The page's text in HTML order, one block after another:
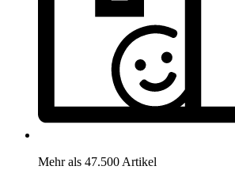
Mehr als 47.500 Artikel